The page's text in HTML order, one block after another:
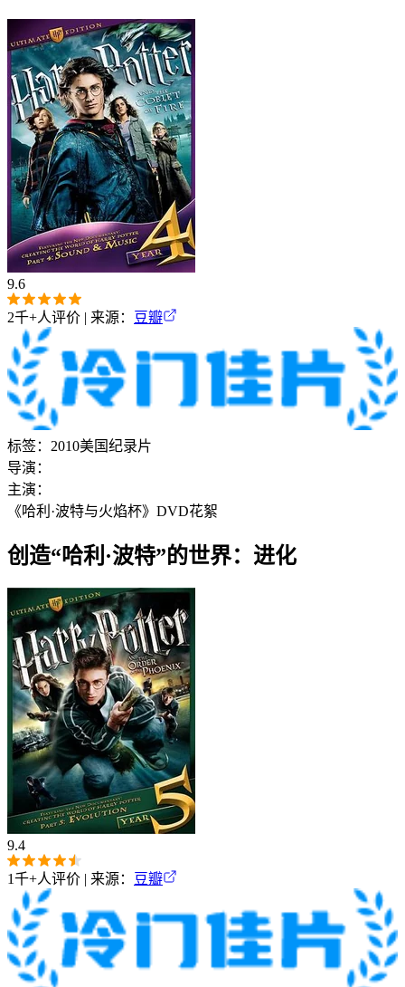
9.6
2千+人评价 | 来源： 豆瓣
标签： 2010美国纪录片
导演：
主演：
《哈利·波特与火焰杯》DVD花絮
创造“哈利·波特”的世界：进化
9.4
1千+人评价 | 来源： 豆瓣